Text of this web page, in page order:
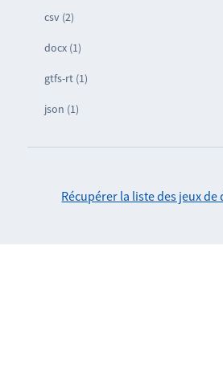
csv (2)
docx (1)
gtfs-rt (1)
json (1)
Récupérer la liste des jeux de